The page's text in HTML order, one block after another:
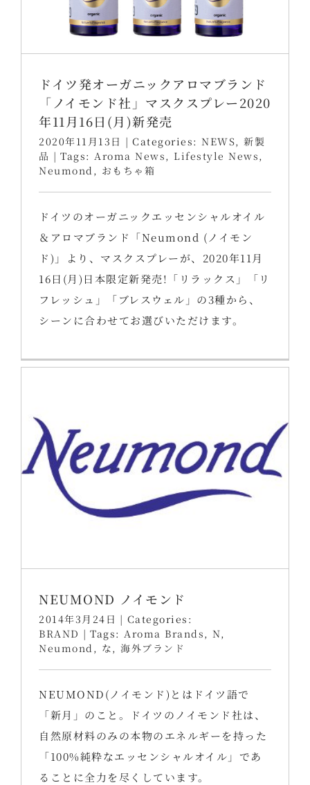
ドイツ発オーガニックアロマブランド
「ノイモンド社」マスクスプレー2020
年11月16日(月)新発売
2020年11月13日 | Categories: NEWS, 新製
品 | Tags: Aroma News , Lifestyle News ,
Neumond , おもちゃ箱
ドイツのオーガニックエッセンシャルオイル
＆アロマブランド「Neumond (ノイモン
ド)」より、マスクスプレーが、2020年11月
16日(月)日本限定新発売!「リラックス」「リ
フレッシュ」「ブレスウェル」の3種から、
シーンに合わせてお選びいただけます。
NEUMOND ノイモンド
2014年3月24日 | Categories:
BRAND | Tags: Aroma Brands , N,
Neumond , な , 海外ブランド
NEUMOND(ノイモンド)とはドイツ語で
「新月」のこと。ドイツのノイモンド社は、
自然原材料のみの本物のエネルギーを持った
「100%純粋なエッセンシャルオイル」であ
ることに全力を尽くしています。